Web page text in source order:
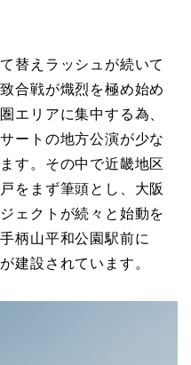
替えラッシュが続いて
合戦が熾烈を極め始め
エリアに集中する為、
ートの地方公演が少な
す。その中で近畿地区
をまず筆頭とし、大阪
ェクトが続々と始動を
柄山平和公園駅前に
建設されています。